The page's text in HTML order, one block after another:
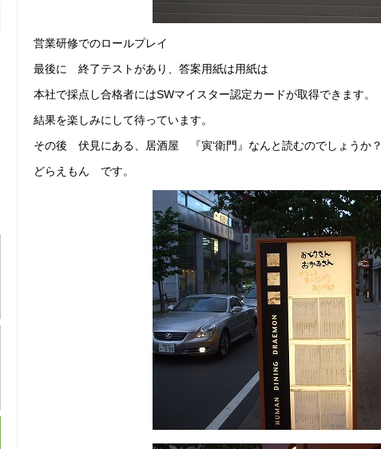
営業研修でのロールプレイ
最後に 終了テストがあり、答案用紙は用紙は
本社で採点し合格者にはSWマイスター認定カードが取得できます。
結果を楽しみにして待っています。
その後 伏見にある、居酒屋 『寅‘衛門』なんと読むのでしょうか？
どらえもん です。